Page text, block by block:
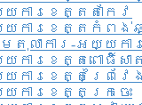
ការខេត្តតាកែវ
យការខេត្តកំពង់
មតុលាការ-អយ្យក
ការខេត្តពោធិ៍សា
ការខេត្តព្រៃវែ
ការខេត្តក្រចេះ